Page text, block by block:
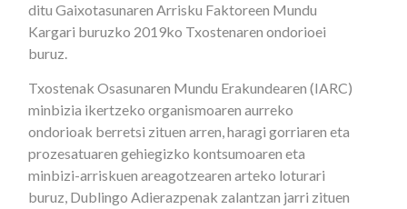
ditu Gaixotasunaren Arrisku Faktoreen Mundu
Kargari buruzko 2019ko Txostenaren ondorioei
buruz.
Txostenak Osasunaren Mundu Erakundearen (IARC)
minbizia ikertzeko organismoaren aurreko
ondorioak berretsi zituen arren, haragi gorriaren eta
prozesatuaren gehiegizko kontsumoaren eta
minbizi-arriskuen areagotzearen arteko loturari
buruz, Dublingo Adierazpenak zalantzan jarri zituen